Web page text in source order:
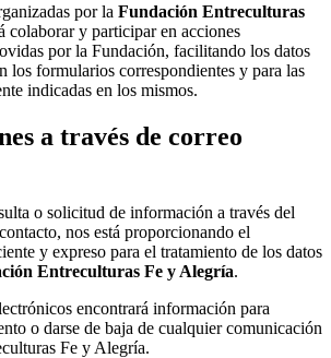
por la Fundación Entreculturas
colaborar y participar en acciones
por la Fundación, facilitando los datos
los formularios correspondientes y para las
indicadas en los mismos.
a través de correo
o solicitud de información a través del
nos está proporcionando el
y expreso para el tratamiento de los datos
Entreculturas Fe y Alegría.
encontrará información para
o darse de baja de cualquier comunicación
Fe y Alegría.